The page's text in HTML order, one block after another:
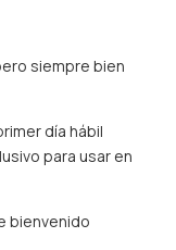
siempre bien
día hábil
para usar en
bienvenido